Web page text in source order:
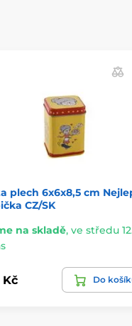
plech 6x6x8,5 cm
CZ/SK
na skladě, ve středu
Kč Do